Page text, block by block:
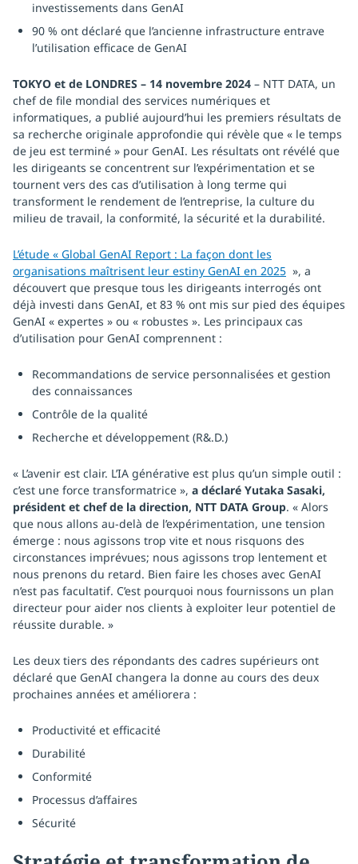
investissements dans GenAI
90 % ont déclaré que l’ancienne infrastructure entrave
l’utilisation efficace de GenAI
TOKYO et de LONDRES – 14 novembre 2024 – NTT DATA, un
chef de file mondial des services numériques et
informatiques, a publié aujourd’hui les premiers résultats de
sa recherche originale approfondie qui révèle que « le temps
de jeu est terminé » pour GenAI. Les résultats ont révélé que
les dirigeants se concentrent sur l’expérimentation et se
tournent vers des cas d’utilisation à long terme qui
transforment le rendement de l’entreprise, la culture du
milieu de travail, la conformité, la sécurité et la durabilité.
L’étude « Global GenAI Report : La façon dont les
organisations maîtrisent leur estiny GenAI en 2025 », a
découvert que presque tous les dirigeants interrogés ont
déjà investi dans GenAI, et 83 % ont mis sur pied des équipes
GenAI « expertes » ou « robustes ». Les principaux cas
d’utilisation pour GenAI comprennent :
Recommandations de service personnalisées et gestion
des connaissances
Contrôle de la qualité
Recherche et développement (R&.D.)
« L’avenir est clair. L’IA générative est plus qu’un simple outil :
c’est une force transformatrice », a déclaré Yutaka Sasaki,
président et chef de la direction, NTT DATA Group. « Alors
que nous allons au-delà de l’expérimentation, une tension
émerge : nous agissons trop vite et nous risquons des
circonstances imprévues; nous agissons trop lentement et
nous prenons du retard. Bien faire les choses avec GenAI
n’est pas facultatif. C’est pourquoi nous fournissons un plan
directeur pour aider nos clients à exploiter leur potentiel de
réussite durable. »
Les deux tiers des répondants des cadres supérieurs ont
déclaré que GenAI changera la donne au cours des deux
prochaines années et améliorera :
Productivité et efficacité
Durabilité
Conformité
Processus d’affaires
Sécurité